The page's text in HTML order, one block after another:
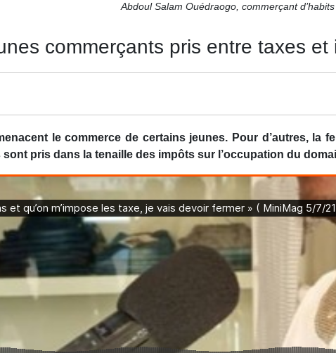
Abdoul Salam Ouédraogo, commerçant
commerçants pris entre taxes et
le commerce de certains jeunes. Pour d’autres, la
pris dans la tenaille des impôts sur l’occupation du